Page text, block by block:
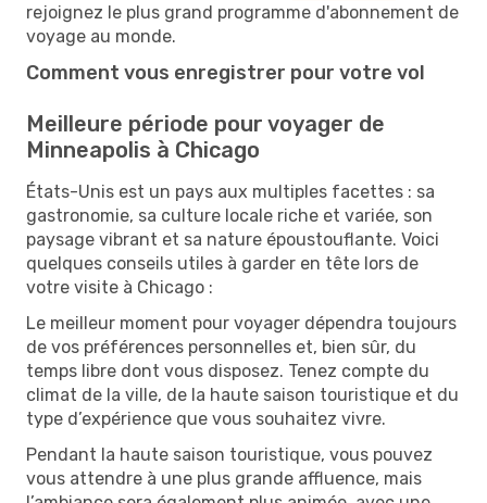
rejoignez le plus grand programme d'abonnement de
voyage au monde.
Comment vous enregistrer pour votre vol
Meilleure période pour voyager de
Minneapolis à Chicago
États-Unis est un pays aux multiples facettes : sa
gastronomie, sa culture locale riche et variée, son
paysage vibrant et sa nature époustouflante. Voici
quelques conseils utiles à garder en tête lors de
votre visite à Chicago :
Le meilleur moment pour voyager dépendra toujours
de vos préférences personnelles et, bien sûr, du
temps libre dont vous disposez. Tenez compte du
climat de la ville, de la haute saison touristique et du
type d’expérience que vous souhaitez vivre.
Pendant la haute saison touristique, vous pouvez
vous attendre à une plus grande affluence, mais